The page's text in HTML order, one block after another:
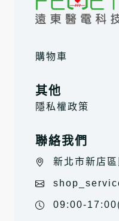
購物車
其他
隱私權政策
聯絡我們
新北市新店
09:00-